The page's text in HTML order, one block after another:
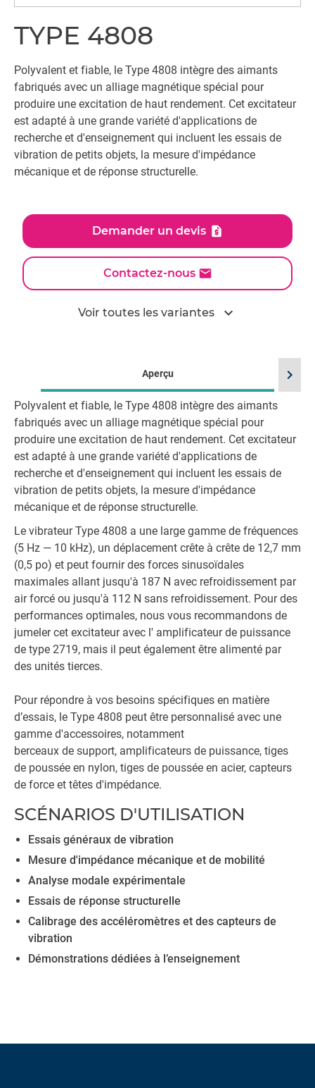
TYPE 4808
Polyvalent et fiable, le Type 4808 intègre des aimants
fabriqués avec un alliage magnétique spécial pour
produire une excitation de haut rendement. Cet excitateur
est adapté à une grande variété d'applications de
recherche et d'enseignement qui incluent les essais de
vibration de petits objets, la mesure d'impédance
mécanique et de réponse structurelle.
Demander un devis
Contactez-nous
Voir toutes les variantes expand_more
Aperçu
Polyvalent et fiable, le Type 4808 intègre des aimants
fabriqués avec un alliage magnétique spécial pour
produire une excitation de haut rendement. Cet excitateur
est adapté à une grande variété d'applications de
recherche et d'enseignement qui incluent les essais de
vibration de petits objets, la mesure d'impédance
mécanique et de réponse structurelle.
Le vibrateur Type 4808 a une large gamme de fréquences
(5 Hz — 10 kHz), un déplacement crête à crête de 12,7 mm
(0,5 po) et peut fournir des forces sinusoïdales
maximales allant jusqu'à 187 N avec refroidissement par
air forcé ou jusqu'à 112 N sans refroidissement. Pour des
performances optimales, nous vous recommandons de
jumeler cet excitateur avec l' amplificateur de puissance
de type 2719, mais il peut également être alimenté par
des unités tierces.
Pour répondre à vos besoins spécifiques en matière
d’essais, le Type 4808 peut être personnalisé avec une
gamme d'accessoires, notamment
berceaux de support, amplificateurs de puissance, tiges
de poussée en nylon, tiges de poussée en acier, capteurs
de force et têtes d'impédance.
SCÉNARIOS D'UTILISATION
Essais généraux de vibration
Mesure d'impédance mécanique et de mobilité
Analyse modale expérimentale
Essais de réponse structurelle
Calibrage des accéléromètres et des capteurs de
vibration
Démonstrations dédiées à l’enseignement
chevron_right